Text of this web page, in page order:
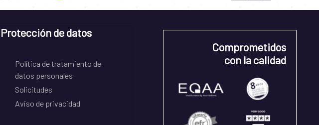
Protección de datos
Política de tratamiento de
datos personales
Solicitudes
Aviso de privacidad
Comprometidos
con la calidad